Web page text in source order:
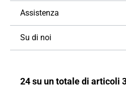
Assistenza
Su di noi
24 su un totale di articoli